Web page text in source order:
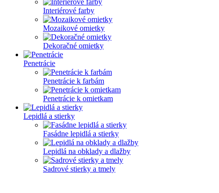
Interiérové farby
Mozaikové omietky
Dekoračné omietky
Penetrácie
Penetrácie k farbám
Penetrácie k omietkam
Lepidlá a stierky
Fasádne lepidlá a stierky
Lepidlá na obklady a dlažby
Sadrové stierky a tmely